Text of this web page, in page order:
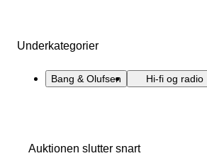
Underkategorier
Bang & Olufsen Hi-fi og radio
Auktionen slutter snart